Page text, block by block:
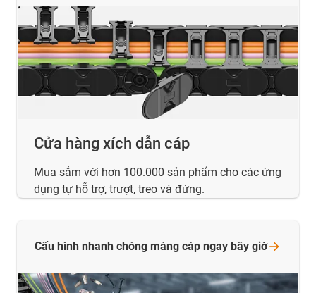
Cửa hàng xích dẫn cáp
Mua sắm với hơn 100.000 sản phẩm cho các ứng
dụng tự hỗ trợ, trượt, treo và đứng.
Cấu hình nhanh chóng máng cáp ngay bây giờ